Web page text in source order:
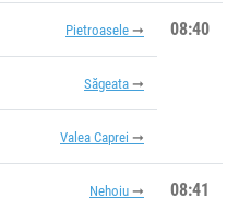
Pietroasele 08:40
Săgeata
Valea Caprei
Nehoiu 08:41